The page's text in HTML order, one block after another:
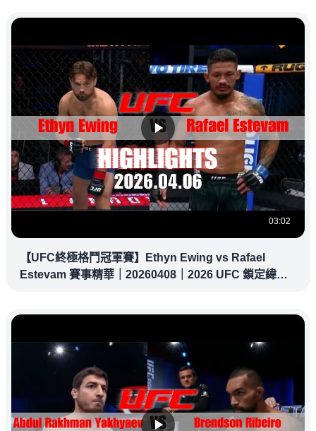
03:02
【UFC終極格鬥冠軍賽】Ethyn Ewing vs Rafael
Estevam 賽事精華｜20260408｜2026 UFC 鎖定緯